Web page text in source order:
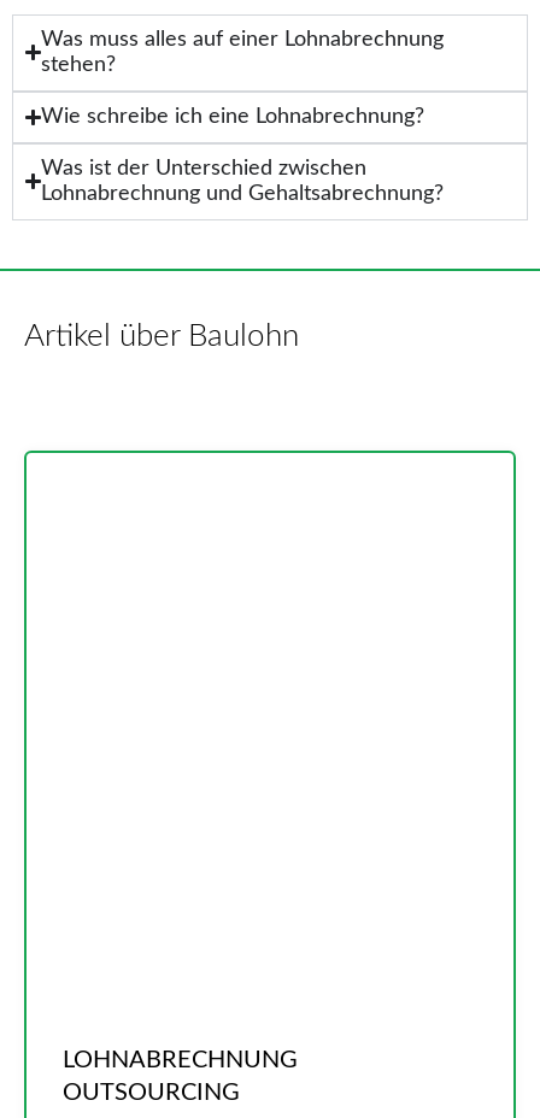
Was muss alles auf einer Lohnabrechnung
stehen?
Wie schreibe ich eine Lohnabrechnung?
Was ist der Unterschied zwischen
Lohnabrechnung und Gehaltsabrechnung?
Artikel über Baulohn
LOHNABRECHNUNG
OUTSOURCING